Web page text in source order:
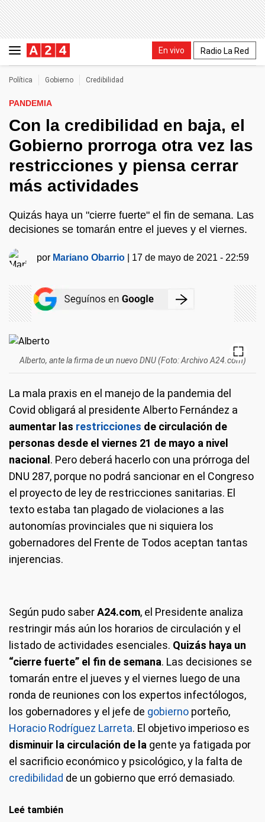
En vivo Radio La Red
Política Gobierno Credibilidad
PANDEMIA
Con la credibilidad en baja, el
Gobierno prorroga otra vez las
restricciones y piensa cerrar
más actividades
Quizás haya un "cierre fuerte" el fin de semana. Las
decisiones se tomarán entre el jueves y el viernes.
por Mariano Obarrio 17 de mayo de 2021 - 22:59
Alberto, ante la firma de un nuevo DNU (Foto: Archivo A24.com)
La mala praxis en el manejo de la pandemia del
Covid obligará al presidente Alberto Fernández a
aumentar las restricciones de circulación de
personas desde el viernes 21 de mayo a nivel
nacional . Pero deberá hacerlo con una prórroga del
DNU 287, porque no podrá sancionar en el Congreso
el proyecto de ley de restricciones sanitarias. El
texto estaba tan plagado de violaciones a las
autonomías provinciales que ni siquiera los
gobernadores del Frente de Todos aceptan tantas
injerencias.
Según pudo saberA24.com, el Presidente analiza
restringir más aún los horarios de circulación y el
listado de actividades esenciales. Quizás haya un
“cierre fuerte” el fin de semana. Las decisiones se
tomarán entre el jueves y el viernes luego de una
ronda de reuniones con los expertos infectólogos,
los gobernadores y el jefe de gobierno porteño,
Horacio Rodríguez Larreta. El objetivo imperioso es
disminuir la circulación de la gente ya fatigada por
el sacrificio económico y psicológico, y la falta de
credibilidad de un gobierno que erró demasiado.
Leé también